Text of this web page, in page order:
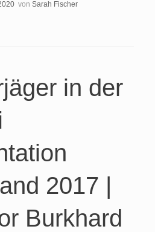
von Sarah Fischer
in der
2017 |
Burkhard